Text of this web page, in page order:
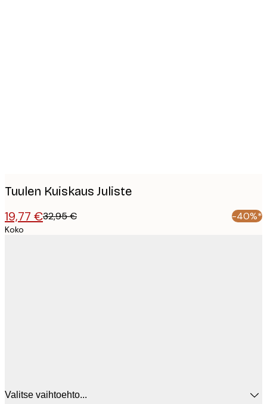
Tuulen Kuiskaus Juliste
19,77 €32,95 € -40%*
Koko
Valitse vaihtoehto...